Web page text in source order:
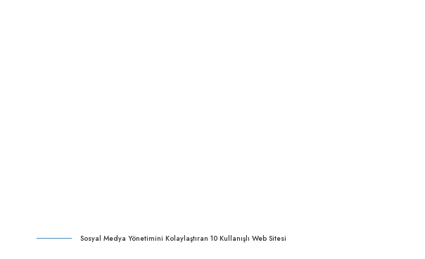
Sosyal Medya Yönetimini Kolaylaştıran 10 Kullanışlı Web Sitesi